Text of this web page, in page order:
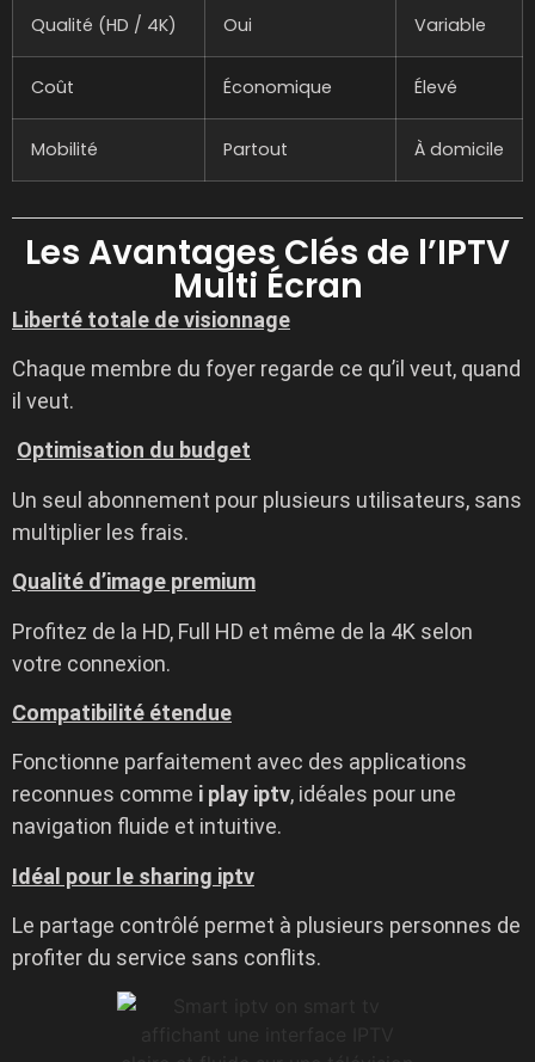
Qualité (HD / 4K) Oui Variable
Coût Économique Élevé
Mobilité Partout À domicile
Les Avantages Clés de l’IPTV
Multi Écran
Liberté totale de visionnage
Chaque membre du foyer regarde ce qu’il veut, quand
il veut.
Optimisation du budget
Un seul abonnement pour plusieurs utilisateurs, sans
multiplier les frais.
Qualité d’image premium
Profitez de la HD, Full HD et même de la 4K selon
votre connexion.
Compatibilité étendue
Fonctionne parfaitement avec des applications
reconnues comme i play iptv, idéales pour une
navigation fluide et intuitive.
Idéal pour le sharing iptv
Le partage contrôlé permet à plusieurs personnes de
profiter du service sans conflits.